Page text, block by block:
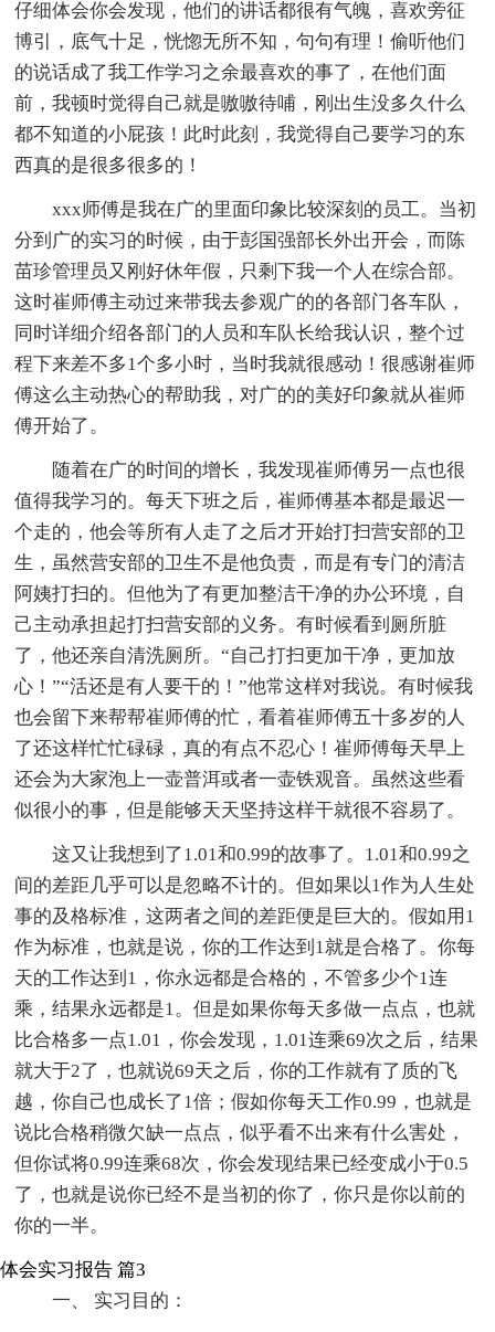
仔细体会你会发现，他们的讲话都很有气魄，喜欢旁征
博引，底气十足，恍惚无所不知，句句有理！偷听他们
的说话成了我工作学习之余最喜欢的事了，在他们面
前，我顿时觉得自己就是嗷嗷待哺，刚出生没多久什么
都不知道的小屁孩！此时此刻，我觉得自己要学习的东
西真的是很多很多的！
xxx师傅是我在广的里面印象比较深刻的员工。当初
分到广的实习的时候，由于彭国强部长外出开会，而陈
苗珍管理员又刚好休年假，只剩下我一个人在综合部。
这时崔师傅主动过来带我去参观广的的各部门各车队，
同时详细介绍各部门的人员和车队长给我认识，整个过
程下来差不多1个多小时，当时我就很感动！很感谢崔师
傅这么主动热心的帮助我，对广的的美好印象就从崔师
傅开始了。
随着在广的时间的增长，我发现崔师傅另一点也很
值得我学习的。每天下班之后，崔师傅基本都是最迟一
个走的，他会等所有人走了之后才开始打扫营安部的卫
生，虽然营安部的卫生不是他负责，而是有专门的清洁
阿姨打扫的。但他为了有更加整洁干净的办公环境，自
己主动承担起打扫营安部的义务。有时候看到厕所脏
了，他还亲自清洗厕所。“自己打扫更加干净，更加放
心！”“活还是有人要干的！”他常这样对我说。有时候我
也会留下来帮帮崔师傅的忙，看着崔师傅五十多岁的人
了还这样忙忙碌碌，真的有点不忍心！崔师傅每天早上
还会为大家泡上一壶普洱或者一壶铁观音。虽然这些看
似很小的事，但是能够天天坚持这样干就很不容易了。
这又让我想到了1.01和0.99的故事了。1.01和0.99之
间的差距几乎可以是忽略不计的。但如果以1作为人生处
事的及格标准，这两者之间的差距便是巨大的。假如用1
作为标准，也就是说，你的工作达到1就是合格了。你每
天的工作达到1，你永远都是合格的，不管多少个1连
乘，结果永远都是1。但是如果你每天多做一点点，也就
比合格多一点1.01，你会发现，1.01连乘69次之后，结果
就大于2了，也就说69天之后，你的工作就有了质的飞
越，你自己也成长了1倍；假如你每天工作0.99，也就是
说比合格稍微欠缺一点点，似乎看不出来有什么害处，
但你试将0.99连乘68次，你会发现结果已经变成小于0.5
了，也就是说你已经不是当初的你了，你只是你以前的
你的一半。
体会实习报告 篇3
一、 实习目的：